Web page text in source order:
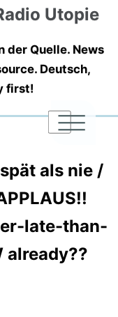
Utopie
Quelle. News
Deutsch,
first!
|
|
|
als nie /
late-than-
already??